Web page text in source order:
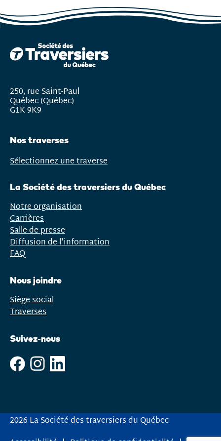
250, rue Saint-Paul
Québec (Québec)
G1K 9K9
Nos traverses
Ouvrir
menu
Sélectionnez une traverse
La Société des traversiers du Québec
Notre organisation
Carrières
Salle de presse
Diffusion de l'information
FAQ
Nous joindre
Siège social
Traverses
Suivez-nous
2026 La Société des traversiers du Québec